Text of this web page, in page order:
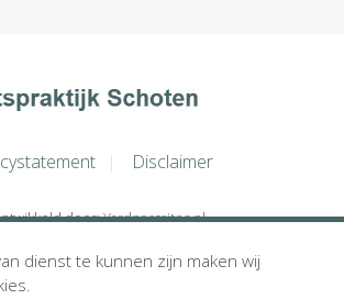
Disclaimer
door:Yardzorgsites.nl
dienst te kunnen zijn maken wij